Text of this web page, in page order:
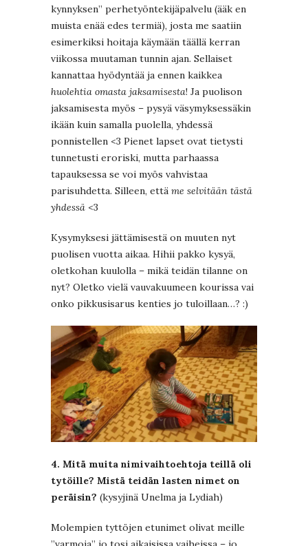
kynnyksen” perhetyöntekijäpalvelu (ääk en
muista enää edes termiä), josta me saatiin
esimerkiksi hoitaja käymään täällä kerran
viikossa muutaman tunnin ajan. Sellaiset
kannattaa hyödyntää ja ennen kaikkea
huolehtia omasta jaksamisesta! Ja puolison
jaksamisesta myös – pysyä väsymyksessäkin
ikään kuin samalla puolella, yhdessä
ponnistellen <3 Pienet lapset ovat tietysti
tunnetusti eroriski, mutta parhaassa
tapauksessa se voi myös vahvistaa
parisuhdetta. Silleen, että me selvitään tästä
yhdessä <3
Kysymyksesi jättämisestä on muuten nyt
puolisen vuotta aikaa. Hihii pakko kysyä,
oletkohan kuulolla – mikä teidän tilanne on
nyt? Oletko vielä vauvakuumeen kourissa vai
onko pikkusisarus kenties jo tuloillaan…? :)
4. Mitä muita nimivaihtoehtoja teillä oli
tytöille? Mistä teidän lasten nimet on
peräisin? (kysyjinä Unelma ja Lydiah)
Molempien tyttöjen etunimet olivat meille